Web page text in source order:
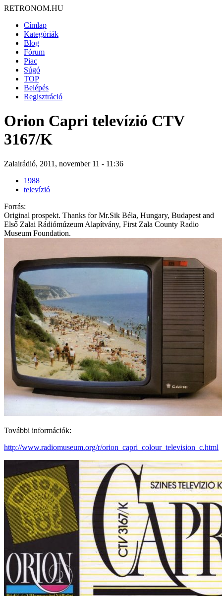
RETRONOM.HU
Címlap
Kategóriák
Blog
Fórum
Piac
Súgó
TOP
Belépés
Regisztráció
Orion Capri televízió CTV
3167/K
Zalairádió, 2011, november 11 - 11:36
1988
televízió
Forrás:
Original prospekt. Thanks for Mr.Sik Béla, Hungary, Budapest and
Első Zalai Rádiómúzeum Alapítvány, First Zala County Radio
Museum Foundation.
További információk:
http://www.radiomuseum.org/r/orion_capri_colour_television_c.html